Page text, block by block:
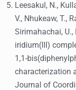
Leesakul, N.,
V., Nhukeaw, T.,
Sirimahachai,
iridium(III)
1,1-
characterization
Journal of